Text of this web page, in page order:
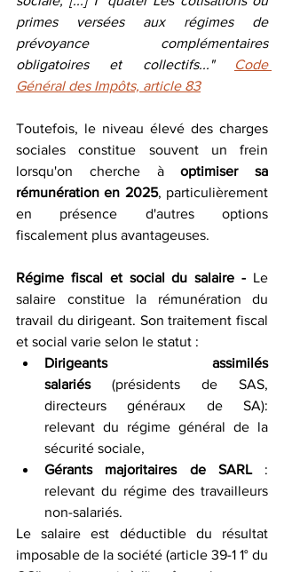
primes versées aux régimes de
prévoyance complémentaires
obligatoires et collectifs..."
Code
Général des Impôts, article 83
Toutefois, le niveau élevé des charges
sociales constitue souvent un frein
lorsqu'on cherche à optimiser sa
rémunération en 2025, particulièrement
en présence d'autres options
fiscalement plus avantageuses.
Régime fiscal et social du salaire - Le
salaire constitue la rémunération du
travail du dirigeant. Son traitement fiscal
et social varie selon le statut :
Dirigeants assimilés
salariés (présidents de SAS,
directeurs généraux de SA):
relevant du régime général de la
sécurité sociale,
Gérants majoritaires de SARL :
relevant du régime des travailleurs
non-salariés.
Le salaire est déductible du résultat
imposable de la société (article 39-1 1° du